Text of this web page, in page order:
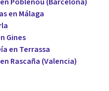
en Málaga
Gines
en Terrassa
Rascaña (Valencia)